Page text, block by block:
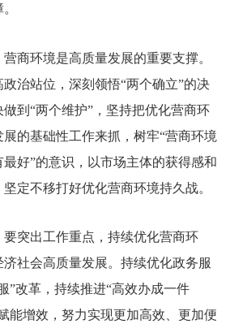
商环境是高质量发展的重要支撑。
治站位，深刻领悟“两个确立”的决
到“两个维护”，坚持把优化营商环
的基础性工作来抓，树牢“营商环境
最好”的意识，以市场主体的获得感和
定不移打好优化营商环境持久战。
要突出工作重点，持续优化营商环
社会高质量发展。持续优化政务服
”改革，持续推进“高效办成一件
能增效，努力实现更加高效、更加便